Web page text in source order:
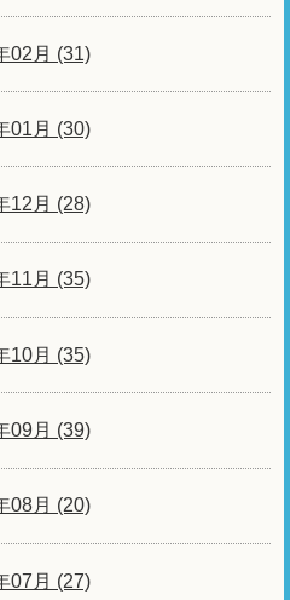
02月 (31)
01月 (30)
12月 (28)
11月 (35)
10月 (35)
09月 (39)
08月 (20)
07月 (27)